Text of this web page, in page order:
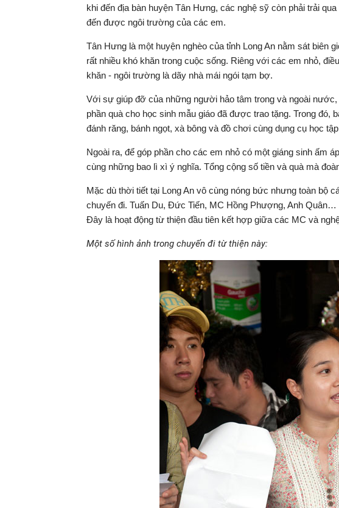
khi đến địa bàn huyện Tân Hưng, các nghệ sỹ còn phải trải
đến được ngôi trường của các em.
Tân Hưng là một huyện nghèo của tỉnh Long An nằm sát biên
rất nhiều khó khăn trong cuộc sống. Riêng với các em nhỏ,
khăn - ngôi trường là dãy nhà mái ngói tạm bợ.
Với sự giúp đỡ của những người hảo tâm trong và ngoài
phần quà cho học sinh mẫu giáo đã được trao tặng. Trong đó,
đánh răng, bánh ngọt, xà bông và đồ chơi cùng dụng cụ học
Ngoài ra, để góp phần cho các em nhỏ có một giáng sinh ấm
cùng những bao lì xì ý nghĩa. Tổng cộng số tiền và quà mà
Mặc dù thời tiết tại Long An vô cùng nóng bức nhưng toàn bộ
chuyến đi. Tuấn Du, Đức Tiến, MC Hồng Phượng, Anh
Đây là hoạt động từ thiện đầu tiên kết hợp giữa các MC và
Một số hình ảnh trong chuyến đi từ thiện này: